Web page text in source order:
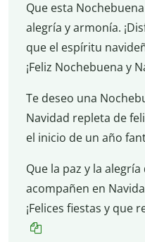
Que esta
alegría y armonía.
que el espíritu
¡Feliz Nochebuena y
Te deseo una
Navidad repleta de
el inicio de un año
Que la paz y la
acompañen en
¡Felices fiestas y que